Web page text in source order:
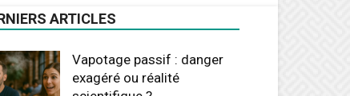
ARTICLES
Vapotage passif : danger
exagéré ou réalité